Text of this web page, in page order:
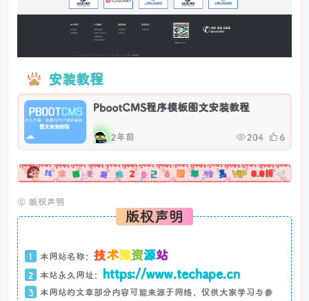
安装教程
PbootCMS程序模板图文安装教程
2年前 204 6
广告
© 版权声明
版权声明
1 本网站名称： 技术猿资源站
2 本站永久网址： https://www.techape.cn
3
本网站的文章部分内容可能来源于网络，仅供大家学习与参